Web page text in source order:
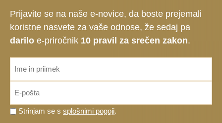
Prijavite se na naše e-novice, da boste prejemali
koristne nasvete za vaše odnose, že sedaj pa
darilo e-priročnik 10 pravil za srečen zakon.
Prosimo,
Strinjam se s splošnimi pogoji.